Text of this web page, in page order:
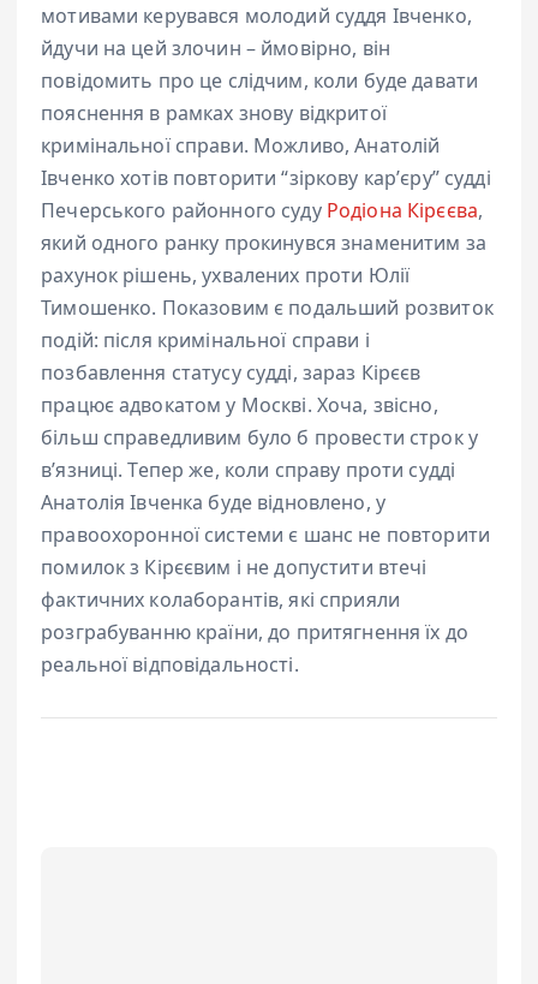
мотивами керувався молодий суддя Івченко,
йдучи на цей злочин – ймовірно, він
повідомить про це слідчим, коли буде давати
пояснення в рамках знову відкритої
кримінальної справи. Можливо, Анатолій
Івченко хотів повторити “зіркову карʼєру” судді
Печерського районного суду Родіона Кірєєва,
який одного ранку прокинувся знаменитим за
рахунок рішень, ухвалених проти Юлії
Тимошенко. Показовим є подальший розвиток
подій: після кримінальної справи і
позбавлення статусу судді, зараз Кірєєв
працює адвокатом у Москві. Хоча, звісно,
більш справедливим було б провести строк у
вʼязниці. Тепер же, коли справу проти судді
Анатолія Івченка буде відновлено, у
правоохоронної системи є шанс не повторити
помилок з Кірєєвим і не допустити втечі
фактичних колаборантів, які сприяли
розграбуванню країни, до притягнення їх до
реальної відповідальності.